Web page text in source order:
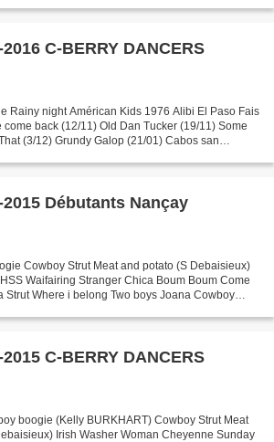
C-BERRY DANCERS
Rainy night Américan Kids 1976 Alibi El Paso Fais
back (12/11) Old Dan Tucker (19/11) Some
(3/12) Grundy Galop (21/01) Cabos san
Débutants Nançay
Cowboy Strut Meat and potato (S Debaisieux)
Waifairing Stranger Chica Boum Boum Come
Strut Where i belong Two boys Joana Cowboy
C-BERRY DANCERS
boogie (Kelly BURKHART) Cowboy Strut Meat
Irish Washer Woman Cheyenne Sunday